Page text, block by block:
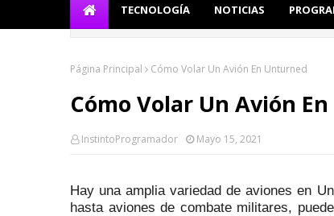
TECNOLOGÍA NOTICIAS
Página Principal Cómo Volar Un Avión En Unturned
Cómo Volar Un Avión
InstintoProgramador Mayo 15, 2021
Hay una amplia variedad de aviones en
hasta aviones de combate militares,